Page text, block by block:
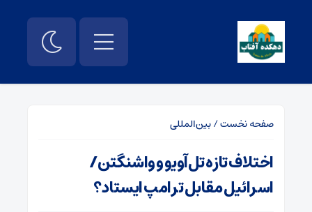
صفحه نخست/بین‌المللی
اختلاف تازه تل‌آویو و واشنگتن/
اسرائیل مقابل ترامپ ایستاد؟